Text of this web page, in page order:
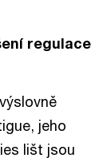
regulace
jeho
lišt jsou